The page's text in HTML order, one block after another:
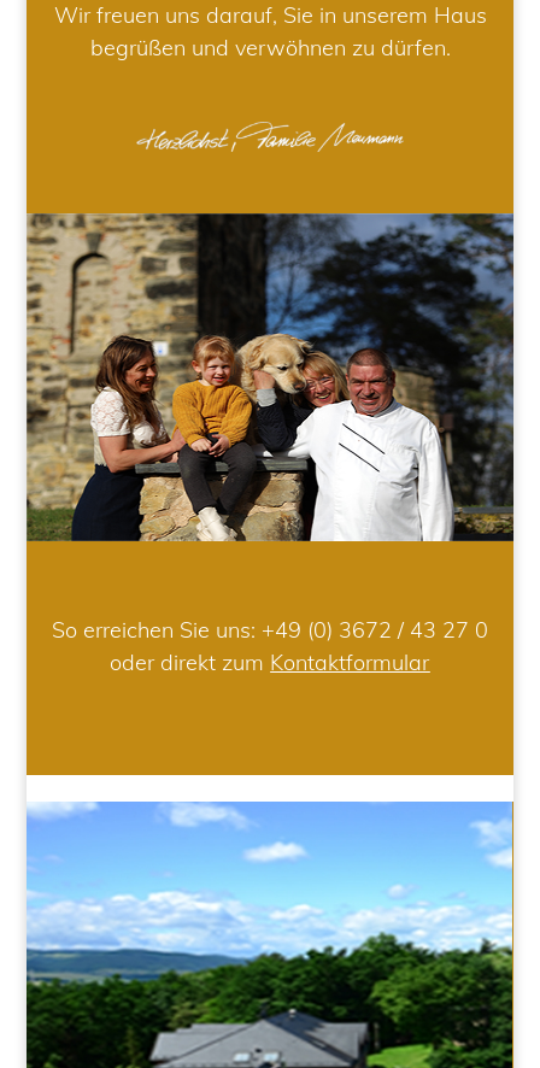
Wir freuen uns darauf, Sie in unserem Haus
begrüßen und verwöhnen zu dürfen.
So erreichen Sie uns: +49 (0) 3672 / 43 27 0
oder direkt zum Kontaktformular
HOTEL